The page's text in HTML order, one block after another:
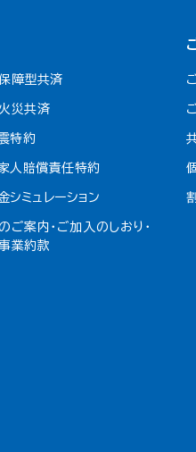
障型共済
災共済
特約
人賠償責任特約
シミュレーション
ご案内・ご加入のしおり・
業約款